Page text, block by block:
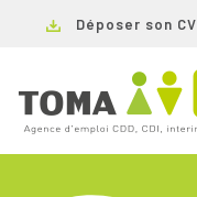
Déposer son CV